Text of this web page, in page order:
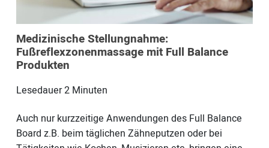
Medizinische Stellungnahme:
Fußreflexzonenmassage mit Full Balance
Produkten
Lesedauer2 Minuten
Auch nur kurzzeitige Anwendungen des Full Balance
Board z.B. beim täglichen Zähneputzen oder bei